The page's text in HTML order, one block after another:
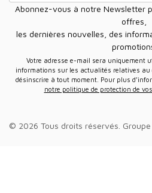
Abonnez-vous à notre Newsletter pour recevoir nos nouvelles
offres,
les dernières nouvelles, des
Votre adresse e-mail sera uniquement utilisée pour vous envoyer des
informations sur les actualités relatives au
désinscrire à tout moment. Pour plus
notre politique de protection de
© 2026 Tous droits réservés.